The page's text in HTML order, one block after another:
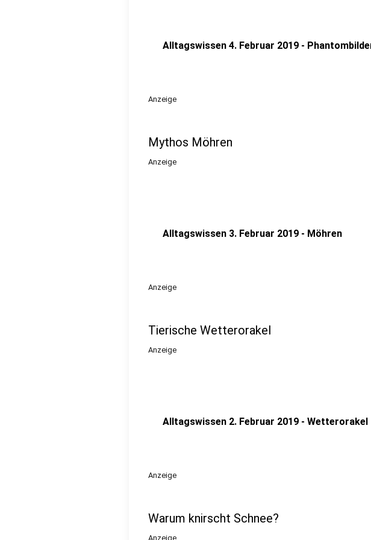
Alltagswissen 4. Februar 2019 -
Anzeige
Mythos Möhren
Anzeige
Alltagswissen 3. Februar 2019 - Möhren
Anzeige
Tierische Wetterorakel
Anzeige
Alltagswissen 2. Februar 2019 - Wetterorakel
Anzeige
Warum knirscht Schnee?
Anzeige